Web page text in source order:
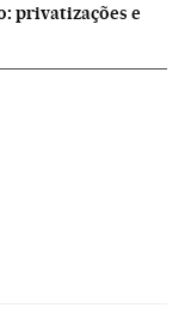
privatizações e